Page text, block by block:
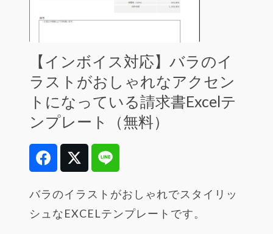
【インボイス対応】バラのイ
ラストがおしゃれなアクセン
トになっている請求書Excelテ
ンプレート（無料）
FacebookTwitter
バラのイラストがおしゃれでスタイリッ
シュなEXCELテンプレートです。